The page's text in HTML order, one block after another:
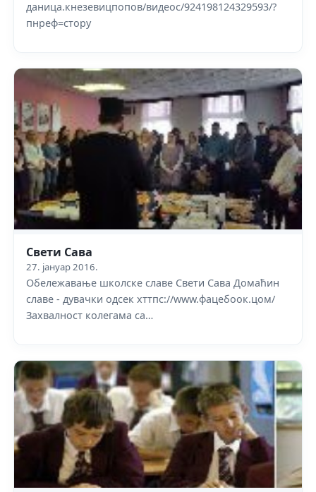
даница.кнезевицпопов/видеос/924198124329593/?
пнреф=сторy
Свети Сава
27. јануар 2016.
Обележавање школске славе Свети Сава Домаћин
славе - дувачки одсек хттпс://www.фацебоок.цом/
Захвалност колегама са…